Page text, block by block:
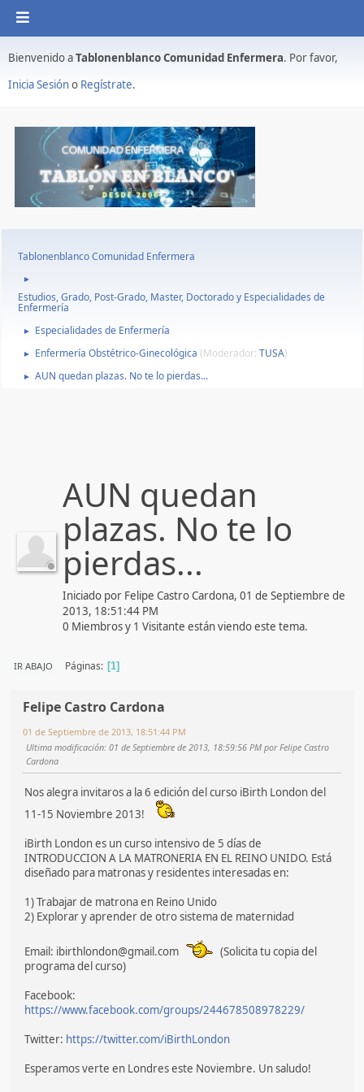
Bienvenido aTablonenblanco Comunidad Enfermera. Por favor,
Inicia Sesióno Regístrate.
Tablonenblanco Comunidad Enfermera
►
Estudios, Grado, Post-Grado, Master, Doctorado y Especialidades de
Enfermería
► Especialidades de Enfermería
► Enfermería Obstétrico-Ginecológica (Moderador: TUSA)
► AUN quedan plazas. No te lo pierdas...
AUN quedan
plazas. No te lo
pierdas...
Iniciado por Felipe Castro Cardona, 01 de Septiembre de
2013, 18:51:44 PM
0 Miembros y 1 Visitante están viendo este tema.
IR ABAJO Páginas 1
Felipe Castro Cardona
01 de Septiembre de 2013, 18:51:44 PM
Ultima modificación: 01 de Septiembre de 2013, 18:59:56 PM por Felipe Castro
Cardona
Nos alegra invitaros a la 6 edición del curso iBirth London del
11-15 Noviembre 2013!
iBirth London es un curso intensivo de 5 días de
INTRODUCCION A LA MATRONERIA EN EL REINO UNIDO. Está
diseñado para matronas y residentes interesadas en:
1) Trabajar de matrona en Reino Unido
2) Explorar y aprender de otro sistema de maternidad
Email: ibirthlondon@gmail.com
(Solicita tu copia del
programa del curso)
Facebook:
https://www.facebook.com/groups/244678508978229/
Twitter: https://twitter.com/iBirthLondon
Esperamos verte en Londres este Noviembre. Un saludo!